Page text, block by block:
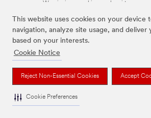
This website uses cookies on your device
navigation, analyze site usage, and deliver
based on your interests.
Cookie Notice
Reject Non-Essential Cookies Accept
Cookie Preferences
Wymienione marki są znakami